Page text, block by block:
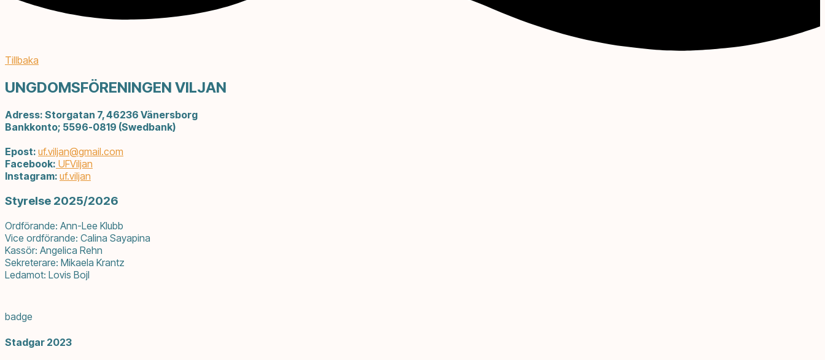
Tillbaka
UNGDOMSFÖRENINGEN VILJAN
Adress: Storgatan 7, 46236 Vänersborg
Bankkonto; 5596-0819 (Swedbank)
Epost: uf.viljan@gmail.com
Facebook: UFViljan
Instagram: uf.viljan
Styrelse 2025/2026
Ordförande: Ann-Lee Klubb
Vice ordförande: Calina Sayapina
Kassör: Angelica Rehn
Sekreterare: Mikaela Krantz
Ledamot: Lovis Bojl
badge
Stadgar 2023